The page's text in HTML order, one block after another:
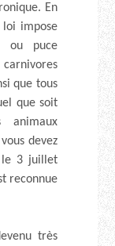
En
impose
ou puce
que tous
que soit
devez
le 3 juillet
reconnue
très